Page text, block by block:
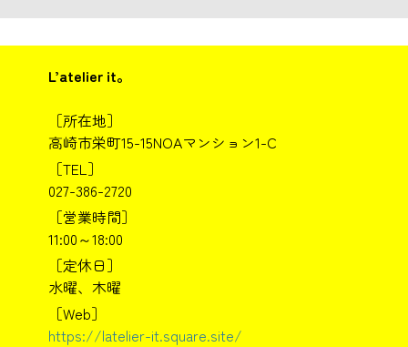
L’atelier it。
［所在地］
高崎市栄町15-15NOAマンション1-C
［TEL］
027-386-2720
［営業時間］
11:00～18:00
［定休日］
水曜、木曜
［Web］
https://latelier-it.square.site/